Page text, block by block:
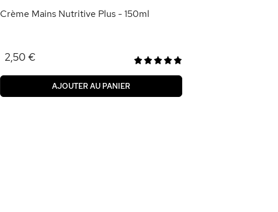
Crème Mains Nutritive Plus - 150ml
2,50 €
AJOUTER AU PANIER